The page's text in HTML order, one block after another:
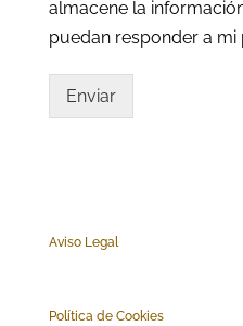
almacene la
puedan responder a mi
Enviar
Aviso Legal
Política de Cookies